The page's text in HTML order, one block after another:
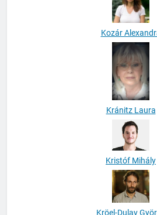
Kozár Alexandra
Kránitz Laura
Kristóf Mihály